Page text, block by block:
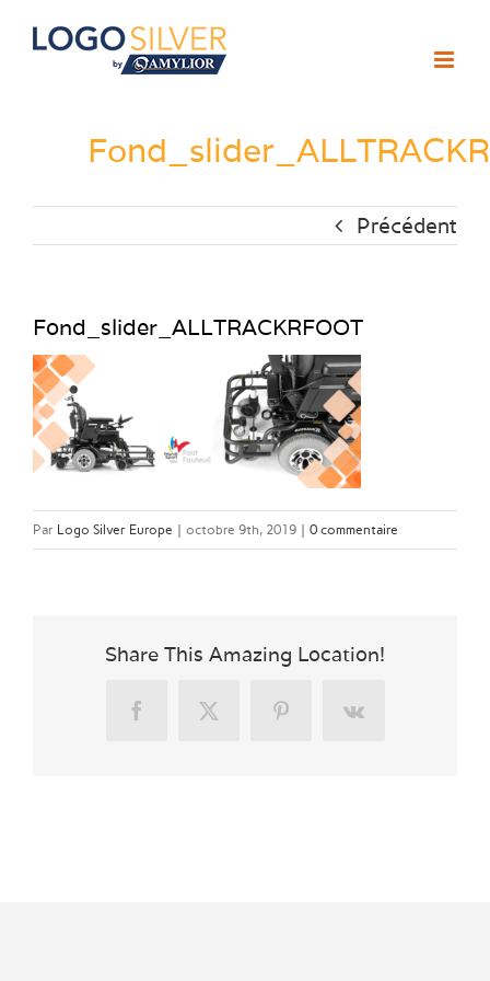
Passer
Précédent
Fond_slider_ALLTRACKRFOOT
Par Logo Silver Europe | octobre 9th, 2019 | 0 commentaire
Share This Amazing Location!
FacebookX PinterestVk